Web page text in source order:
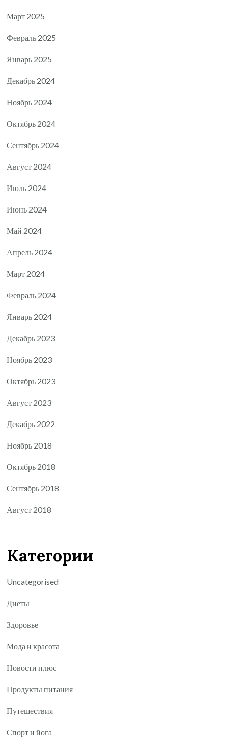
Март 2025
Февраль 2025
Январь 2025
Декабрь 2024
Ноябрь 2024
Октябрь 2024
Сентябрь 2024
Август 2024
Июль 2024
Июнь 2024
Май 2024
Апрель 2024
Март 2024
Февраль 2024
Январь 2024
Декабрь 2023
Ноябрь 2023
Октябрь 2023
Август 2023
Декабрь 2022
Ноябрь 2018
Октябрь 2018
Сентябрь 2018
Август 2018
Категории
Uncategorised
Диеты
Здоровье
Мода и красота
Новости плюс
Продукты питания
Путешествия
Спорт и йога